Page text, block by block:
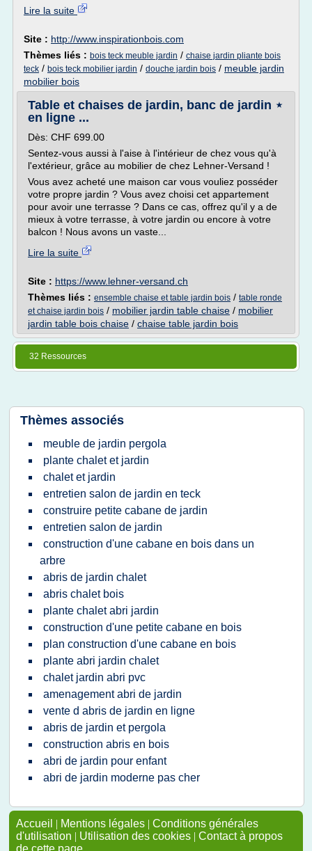
Lire la suite
Site : http://www.inspirationbois.com
Thèmes liés : bois teck meuble jardin / chaise jardin pliante bois
teck / bois teck mobilier jardin / douche jardin bois / meuble jardin
mobilier bois
Table et chaises de jardin, banc de jardin ⋆
en ligne ...
Dès: CHF 699.00
Sentez-vous aussi à l'aise à l'intérieur de chez vous qu'à
l'extérieur, grâce au mobilier de chez Lehner-Versand !
Vous avez acheté une maison car vous vouliez posséder
votre propre jardin ? Vous avez choisi cet appartement
pour avoir une terrasse ? Dans ce cas, offrez qu'il y a de
mieux à votre terrasse, à votre jardin ou encore à votre
balcon ! Nous avons un vaste...
Lire la suite
Site : https://www.lehner-versand.ch
Thèmes liés : ensemble chaise et table jardin bois / table ronde
et chaise jardin bois / mobilier jardin table chaise / mobilier
jardin table bois chaise / chaise table jardin bois
32 Ressources
Thèmes associés
meuble de jardin pergola
plante chalet et jardin
chalet et jardin
entretien salon de jardin en teck
construire petite cabane de jardin
entretien salon de jardin
construction d'une cabane en bois dans un
arbre
abris de jardin chalet
abris chalet bois
plante chalet abri jardin
construction d'une petite cabane en bois
plan construction d'une cabane en bois
plante abri jardin chalet
chalet jardin abri pvc
amenagement abri de jardin
vente d abris de jardin en ligne
abris de jardin et pergola
construction abris en bois
abri de jardin pour enfant
abri de jardin moderne pas cher
Accueil | Mentions légales | Conditions générales
d'utilisation | Utilisation des cookies | Contact à propos
de cette page